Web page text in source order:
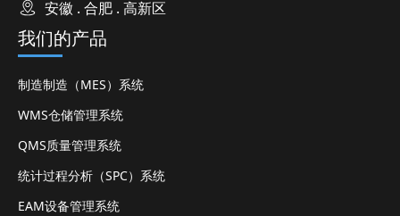
安徽 . 合肥 . 高新区
我们的产品
制造制造（MES）系统
WMS仓储管理系统
QMS质量管理系统
统计过程分析（SPC）系统
EAM设备管理系统